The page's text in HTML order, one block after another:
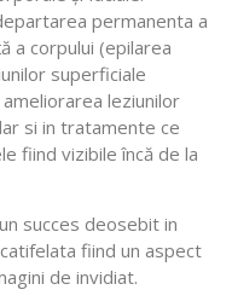
permanenta a
a corpului (epilarea
superficiale
leziunilor
si in tratamente ce
fiind vizibile încă de la
succes deosebit in
fiind un aspect
de invidiat.